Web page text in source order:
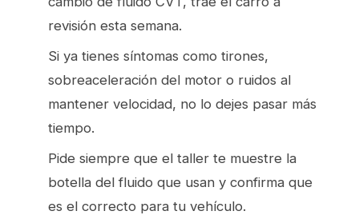
revisión esta semana.
Si ya tienes síntomas como tirones,
sobreaceleración del motor o ruidos al
mantener velocidad, no lo dejes pasar más
tiempo.
Pide siempre que el taller te muestre la
botella del fluido que usan y confirma que
es el correcto para tu vehículo.